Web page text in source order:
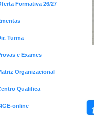
Formativa 26/27
Turma
e Exames
Organizacional
Qualifica
online